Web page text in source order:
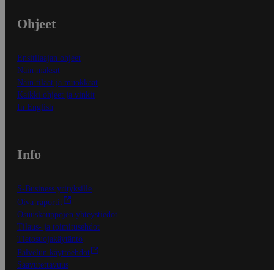
Ohjeet
Ensitilaajan ohjeet
Näin maksat
Näin tilaat ja muokkaat
Kaikki ohjeet ja vinkit
In English
Info
S-Business yrityksille
Oiva-raportit
Osuuskauppojen yhteystiedot
Tilaus- ja toimitusehdot
Tietosuojakäytäntö
Palvelun käyttöehdot
Saavutettavuus